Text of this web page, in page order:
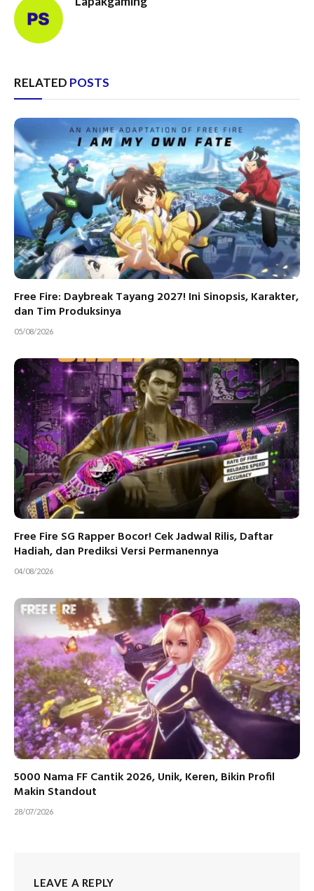
RELATED POSTS
Free Fire: Daybreak Tayang 2027! Ini Sinopsis, Karakter,
dan Tim Produksinya
05/08/2026
Free Fire SG Rapper Bocor! Cek Jadwal Rilis, Daftar
Hadiah, dan Prediksi Versi Permanennya
04/08/2026
5000 Nama FF Cantik 2026, Unik, Keren, Bikin Profil
Makin Standout
28/07/2026
LEAVE A REPLY